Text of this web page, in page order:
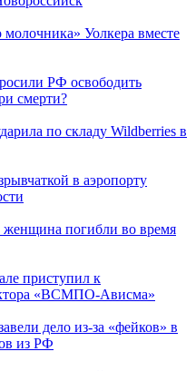
молочника» Уолкера вместе
РФ освободить
смерти?
по складу Wildberries в
в аэропорту
женщина погибли во время
приступил к
«ВСМПО-Ависма»
дело из-за «фейков» в
из РФ